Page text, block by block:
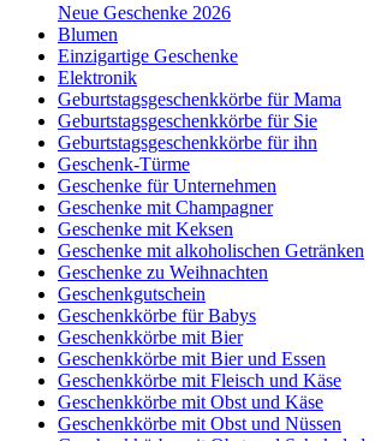
Neue Geschenke 2026
Blumen
Einzigartige Geschenke
Elektronik
Geburtstagsgeschenkkörbe für Mama
Geburtstagsgeschenkkörbe für Sie
Geburtstagsgeschenkkörbe für ihn
Geschenk-Türme
Geschenke für Unternehmen
Geschenke mit Champagner
Geschenke mit Keksen
Geschenke mit alkoholischen Getränken
Geschenke zu Weihnachten
Geschenkgutschein
Geschenkkörbe für Babys
Geschenkkörbe mit Bier
Geschenkkörbe mit Bier und Essen
Geschenkkörbe mit Fleisch und Käse
Geschenkkörbe mit Obst und Käse
Geschenkkörbe mit Obst und Nüssen